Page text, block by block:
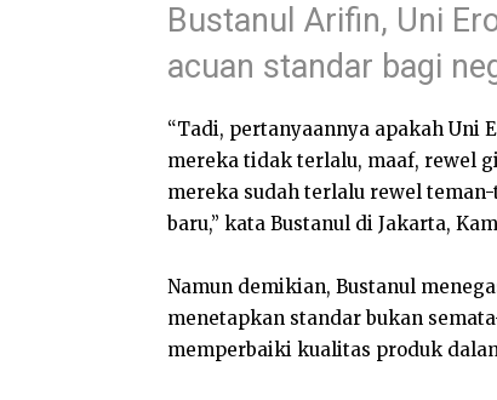
Bustanul Arifin, Uni
acuan standar bagi
“Tadi, pertanyaannya apakah Uni
mereka tidak terlalu, maaf, rewel
mereka sudah terlalu rewel
baru,” kata Bustanul di Jakarta,
Namun demikian, Bustanul
menetapkan standar bukan
memperbaiki kualitas produk